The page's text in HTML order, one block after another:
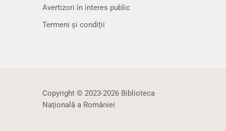
Avertizori în interes public
Termeni și condiții
Copyright © 2023-2026 Biblioteca
Naţională a României